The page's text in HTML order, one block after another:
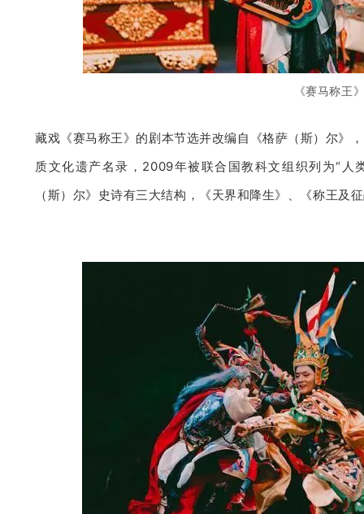
《赛马称王
藏戏《赛马称王》的剧本节选并改编自《格萨（斯）尔》
质文化遗产名录，2009年被联合国教科文组织列为“
（斯）尔》史诗有三大结构，《天界和降生》、《称王及